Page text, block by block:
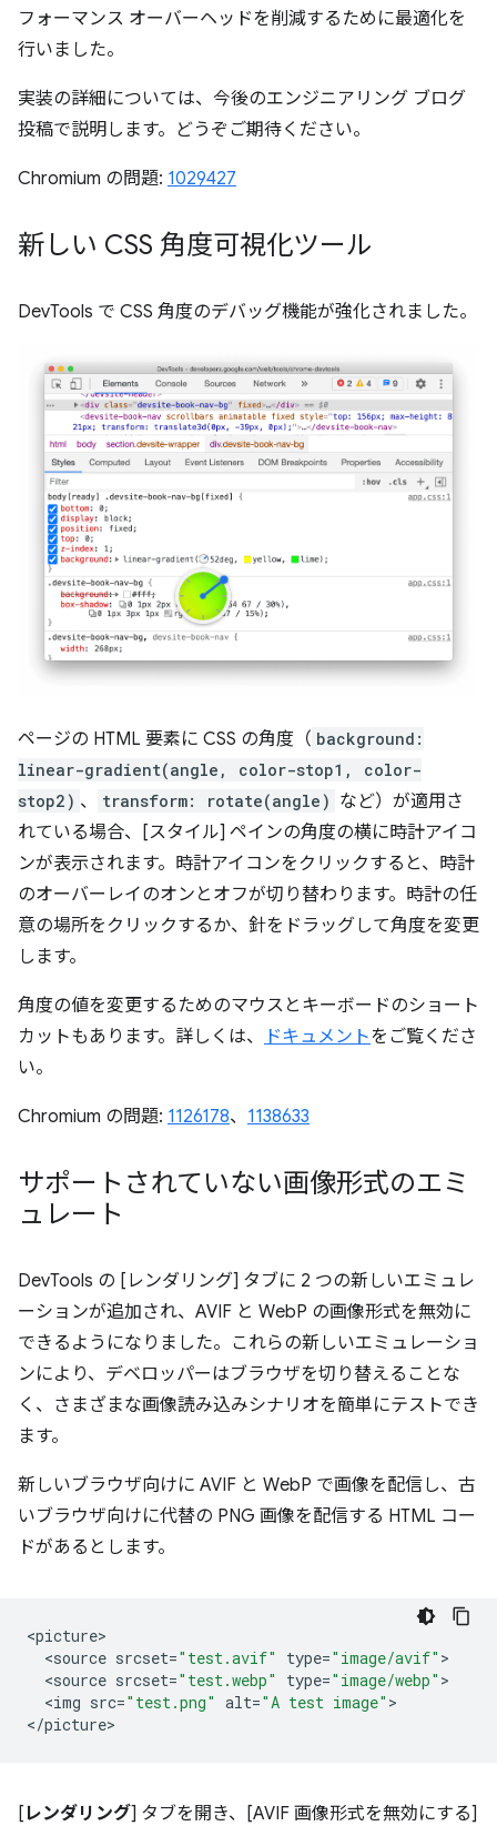
フォーマンス オーバーヘッドを削減するために最適化を
行いました。
実装の詳細については、今後のエンジニアリング ブログ
投稿で説明します。どうぞご期待ください。
Chromium の問題: 1029427
新しい CSS 角度可視化ツール
DevTools で CSS 角度のデバッグ機能が強化されました。
ページの HTML 要素に CSS の角度（ background:
linear-gradient(angle, color-stop1, color-
stop2) 、 transform: rotate(angle) など）が適用さ
れている場合、[スタイル] ペインの角度の横に時計アイコ
ンが表示されます。時計アイコンをクリックすると、時計
のオーバーレイのオンとオフが切り替わります。時計の任
意の場所をクリックするか、針をドラッグして角度を変更
します。
角度の値を変更するためのマウスとキーボードのショート
カットもあります。詳しくは、
ドキュメントをご覧くださ
い。
Chromium の問題: 1126178、 1138633
サポートされていない画像形式のエミ
ュレート
DevTools の [レンダリング] タブに 2 つの新しいエミュレ
ーションが追加され、AVIF と WebP の画像形式を無効に
できるようになりました。これらの新しいエミュレーショ
ンにより、デベロッパーはブラウザを切り替えることな
く、さまざまな画像読み込みシナリオを簡単にテストでき
ます。
新しいブラウザ向けに AVIF と WebP で画像を配信し、古
いブラウザ向けに代替の PNG 画像を配信する HTML コー
ドがあるとします。
<picture
<source srcset="test.avif" type="image/avif"
<source srcset="test.webp" type="image/webp"
<img src="test.png" alt="A test image" >
</picture
[ レンダリング] タブを開き、[AVIF 画像形式を無効にする]